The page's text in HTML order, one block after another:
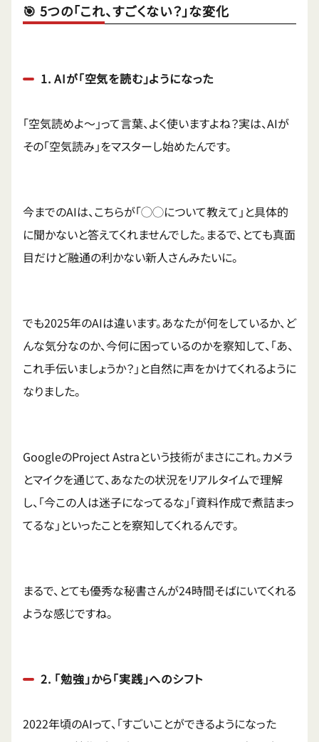
🎯 5つの「これ、すごくない？」な変化
1. AIが「空気を読む」ようになった
「空気読めよ〜」って言葉、よく使いますよね？実は、AIが
その「空気読み」をマスターし始めたんです。
今までのAIは、こちらが「◯◯について教えて」と具体的
に聞かないと答えてくれませんでした。まるで、とても真面
目だけど融通の利かない新人さんみたいに。
でも2025年のAIは違います。あなたが何をしているか、ど
んな気分なのか、今何に困っているのかを察知して、「あ、
これ手伝いましょうか？」と自然に声をかけてくれるように
なりました。
GoogleのProject Astraという技術がまさにこれ。カメラ
とマイクを通じて、あなたの状況をリアルタイムで理解
し、「今この人は迷子になってるな」「資料作成で煮詰まっ
てるな」といったことを察知してくれるんです。
まるで、とても優秀な秘書さんが24時間そばにいてくれる
ような感じですね。
2. 「勉強」から「実践」へのシフト
2022年頃のAIって、「すごいことができるようになった